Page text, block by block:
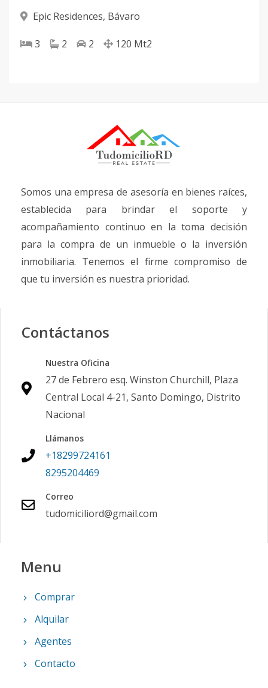
Epic Residences, Bávaro
3 2 2 120 Mt2
Somos una empresa de asesoría en bienes raíces,
establecida para brindar el soporte y
acompañamiento continuo en la toma decisión
para la compra de un inmueble o la inversión
inmobiliaria. Tenemos el firme compromiso de
que tu inversión es nuestra prioridad.
Contáctanos
Nuestra Oficina
27 de Febrero esq. Winston Churchill, Plaza
Central Local 4-21, Santo Domingo, Distrito
Nacional
Llámanos
+18299724161
8295204469
Correo
tudomiciliord@gmail.com
Menu
Comprar
Alquilar
Agentes
Contacto